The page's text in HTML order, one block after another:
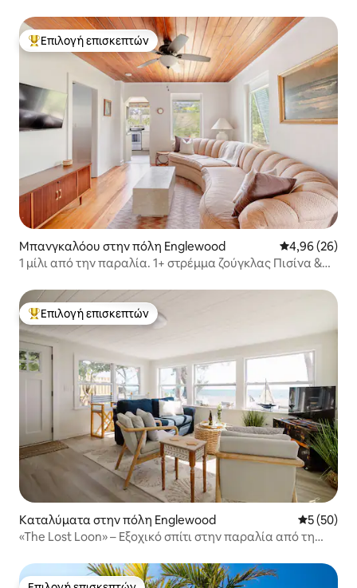
Κορυφαία επιλογή επισκεπτών
Επιλογή επισκεπτών
Μπανγκαλόου στην πόλη Englewood Μέση
4,96 (26)
1 μίλι από την παραλία. 1+ στρέμμα ζούγκλας Πισίνα &
Κορυφαία επιλογή επισκεπτών
Επιλογή επισκεπτών
Καταλύματα στην πόλη Englewood Μέση
5 (50)
«The Lost Loon» – Εξοχικό σπίτι στην παραλία από τη